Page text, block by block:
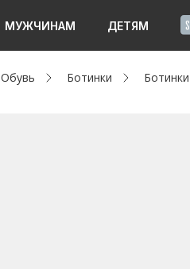
МУЖЧИНАМ ДЕТЯМ
Обувь Ботинки